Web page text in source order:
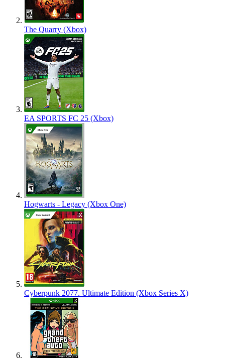
The Quarry (Xbox)
EA SPORTS FC 25 (Xbox)
Hogwarts - Legacy (Xbox One)
Cyberpunk 2077. Ultimate Edition (Xbox Series X)